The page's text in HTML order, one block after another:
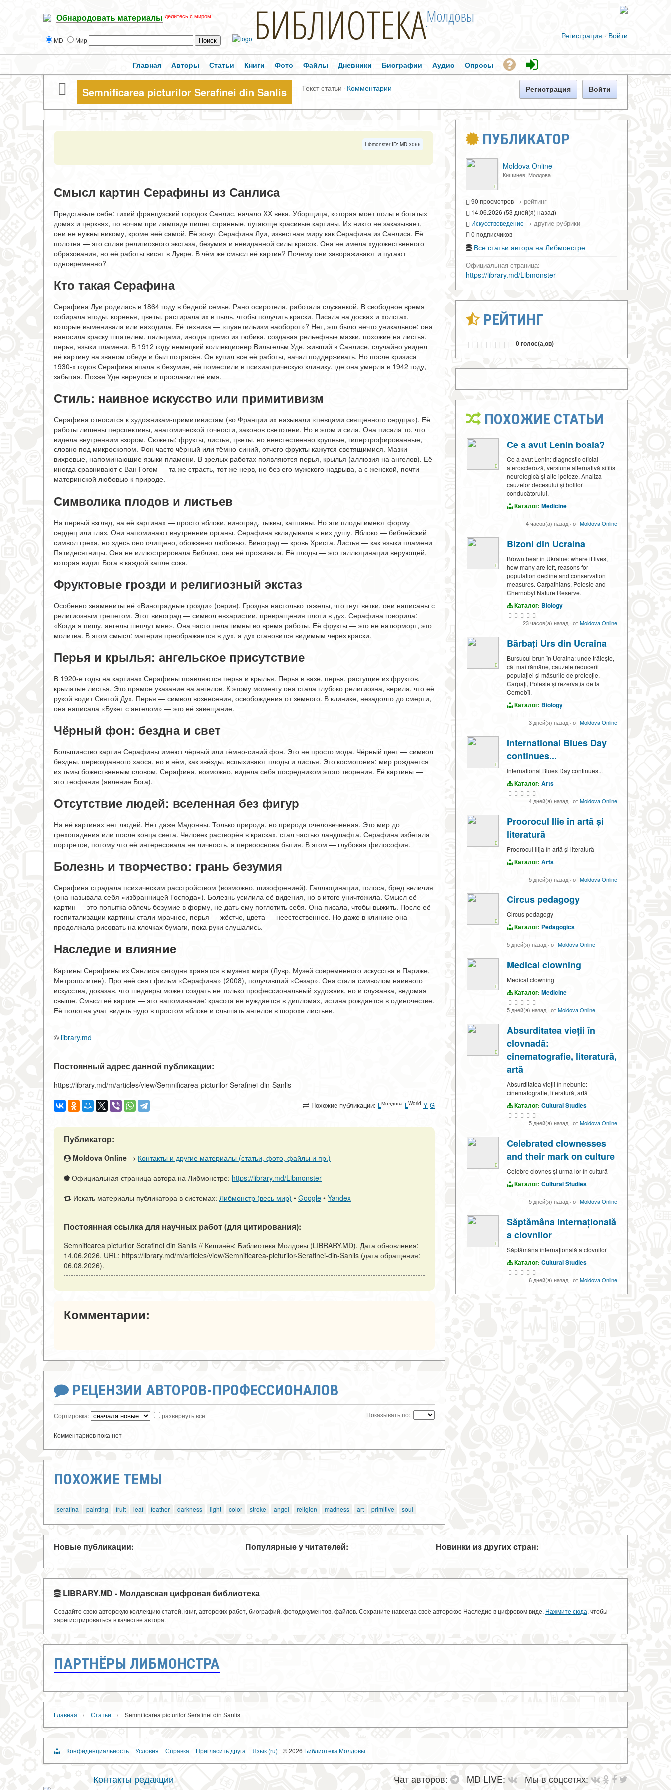
Обнародовать материалы делитесь с миром!
MD Мир БИБЛИОТЕКАМолдовы
Регистрация · Войти
Главная Авторы Статьи Книги Фото Файлы Дневники Биографии Аудио Опросы
Semnificarea picturilor Serafinei din Sanlis Текст статьи · Комментарии Регистрация Войти
Libmonster ID: MD-3066
Смысл картин Серафины из Санлиса
Представьте себе: тихий французский городок Санлис, начало XX века. Уборщица, которая моет полы в богатых
домах и церквях, по ночам при лампаде пишет странные, пугающе красивые картины. Их никто не заказывает,
они не нужны никому, кроме неё самой. Её зовут Серафина Луи, известная миру как Серафина из Санлиса. Её
полотна — это сплав религиозного экстаза, безумия и невиданной силы красок. Она не имела художественного
образования, но её работы висят в Лувре. В чём же смысл её картин? Почему они завораживают и пугают
одновременно?
Кто такая Серафина
Серафина Луи родилась в 1864 году в бедной семье. Рано осиротела, работала служанкой. В свободное время
собирала ягоды, коренья, цветы, растирала их в пыль, чтобы получить краски. Писала на досках и холстах,
которые выменивала или находила. Её техника — «пуантильизм наоборот»? Нет, это было нечто уникальное: она
наносила краску шпателем, пальцами, иногда прямо из тюбика, создавая рельефные мазки, похожие на листья,
перья, языки пламени. В 1912 году немецкий коллекционер Вильгельм Уде, живший в Санлисе, случайно увидел
её картину на званом обеде и был потрясён. Он купил все её работы, начал поддерживать. Но после кризиса
1930-х годов Серафина впала в безумие, её поместили в психиатрическую клинику, где она умерла в 1942 году,
забытая. Позже Уде вернулся и прославил её имя.
Стиль: наивное искусство или примитивизм
Серафина относится к художникам-примитивистам (во Франции их называли «певцами священного сердца»). Её
работы лишены перспективы, анатомической точности, законов светотени. Но в этом и сила. Она писала то, что
видела внутренним взором. Сюжеты: фрукты, листья, цветы, но неестественно крупные, гипертрофированные,
словно под микроскопом. Фон часто чёрный или тёмно-синий, отчего фрукты кажутся светящимися. Мазки —
вихревые, напоминающие языки пламени. В зрелых работах появляются перья, крылья (аллюзия на ангелов). Её
иногда сравнивают с Ван Гогом — та же страсть, тот же нерв, но без его мужского надрыва, а с женской, почти
материнской любовью к природе.
Символика плодов и листьев
На первый взгляд, на её картинах — просто яблоки, виноград, тыквы, каштаны. Но эти плоды имеют форму
сердец или глаз. Они напоминают внутренние органы. Серафина вкладывала в них душу. Яблоко — библейский
символ греха, но здесь оно очищено, обожжено любовью. Виноград — кровь Христа. Листья — как языки пламени
Пятидесятницы. Она не иллюстрировала Библию, она её проживала. Её плоды — это галлюцинации верующей,
которая видит Бога в каждой капле сока.
Фруктовые грозди и религиозный экстаз
Особенно знамениты её «Виноградные грозди» (серия). Гроздья настолько тяжелы, что гнут ветки, они написаны с
религиозным трепетом. Этот виноград — символ евхаристии, превращения плоти в дух. Серафина говорила:
«Когда я пишу, ангелы шепчут мне». Она часто пела гимны во время работы. Её фрукты — это не натюрморт, это
молитва. В этом смысл: материя преображается в дух, а дух становится видимым через краски.
Перья и крылья: ангельское присутствие
В 1920-е годы на картинах Серафины появляются перья и крылья. Перья в вазе, перья, растущие из фруктов,
крылатые листья. Это прямое указание на ангелов. К этому моменту она стала глубоко религиозна, верила, что её
рукой водит Святой Дух. Перья — символ вознесения, освобождения от земного. В клинике, незадолго до смерти,
она написала «Букет с ангелом» — это её завещание.
Чёрный фон: бездна и свет
Большинство картин Серафины имеют чёрный или тёмно-синий фон. Это не просто мода. Чёрный цвет — символ
бездны, первозданного хаоса, но в нём, как звёзды, вспыхивают плоды и листья. Это космогония: мир рождается
из тьмы божественным словом. Серафина, возможно, видела себя посредником этого творения. Её картины —
это теофания (явление Бога).
Отсутствие людей: вселенная без фигур
На её картинах нет людей. Нет даже Мадонны. Только природа, но природа очеловеченная. Это мир до
грехопадения или после конца света. Человек растворён в красках, стал частью ландшафта. Серафина избегала
портретов, потому что её интересовала не личность, а первооснова бытия. В этом — глубокая философия.
Болезнь и творчество: грань безумия
Серафина страдала психическим расстройством (возможно, шизофренией). Галлюцинации, голоса, бред величия
(она называла себя «избранницей Господа»). Болезнь усилила её видения, но в итоге уничтожила. Смысл её
картин — это попытка облечь безумие в форму, не дать ему поглотить себя. Она писала, чтобы выжить. После её
госпитализации картины стали мрачнее, перья — жёстче, цвета — неестественнее. Но даже в клинике она
продолжала рисовать на клочках бумаги, пока руки слушались.
Наследие и влияние
Картины Серафины из Санлиса сегодня хранятся в музеях мира (Лувр, Музей современного искусства в Париже,
Метрополитен). Про неё снят фильм «Серафина» (2008), получивший «Сезар». Она стала символом наивного
искусства, доказав, что шедевры может создать не только профессиональный художник, но и служанка, ведомая
свыше. Смысл её картин — это напоминание: красота не нуждается в дипломах, истина рождается в одиночестве.
Её полотна учат видеть чудо в простом яблоке и слышать ангелов в шорохе листьев.
© library.md
Постоянный адрес данной публикации:
https://library.md/m/articles/view/Semnificarea-picturilor-Serafinei-din-Sanlis
Похожие публикации: LМолдова LWorld Y G
Публикатор:
Moldova Online → Контакты и другие материалы (статьи, фото, файлы и пр.)
Официальная страница автора на Либмонстре: https://library.md/Libmonster
Искать материалы публикатора в системах: Либмонстр (весь мир) • Google • Yandex
Постоянная ссылка для научных работ (для цитирования):
Semnificarea picturilor Serafinei din Sanlis // Кишинёв: Библиотека Молдовы (LIBRARY.MD). Дата обновления:
14.06.2026. URL: https://library.md/m/articles/view/Semnificarea-picturilor-Serafinei-din-Sanlis (дата обращения:
06.08.2026).
Комментарии:
РЕЦЕНЗИИ АВТОРОВ-ПРОФЕССИОНАЛОВ
Сортировка: развернуть все Показывать по:
Комментариев пока нет
ПОХОЖИЕ ТЕМЫ
serafina painting fruit leaf feather darkness light color stroke angel religion madness art primitive soul
ПУБЛИКАТОР
Moldova Online
Кишинев, Молдова
90 просмотров → рейтинг
14.06.2026 (53 дней(я) назад)
Искусствоведение → другие рубрики
0 подписчиков
Все статьи автора на Либмонстре
Официальная страница:
https://library.md/Libmonster
РЕЙТИНГ
0 голос(а,ов)
ПОХОЖИЕ СТАТЬИ
Ce a avut Lenin boala?
Ce a avut Lenin: diagnostic oficial
ateroscleroză, versiune alternativă sifilis
neurologică și alte ipoteze. Analiza
cauzelor decesului și bolilor
conducătorului.
Каталог: Medicine
4 часов(а) назад· отMoldova Online
Bizoni din Ucraina
Brown bear in Ukraine: where it lives,
how many are left, reasons for
population decline and conservation
measures. Carpathians, Polesie and
Chernobyl Nature Reserve.
Каталог: Biology
23 часов(а) назад· отMoldova Online
Bărbați Urs din Ucraina
Bursucul brun în Ucraina: unde trăiește,
cât mai rămâne, cauzele reducerii
populației și măsurile de protecție.
Carpați, Polesie și rezervația de la
Cernobîl.
Каталог: Biology
3 дней(я) назад· отMoldova Online
International Blues Day
continues...
International Blues Day continues...
Каталог: Arts
4 дней(я) назад· отMoldova Online
Proorocul Ilie în artă și
literatură
Proorocul Ilija în artă și literatură
Каталог: Arts
5 дней(я) назад· отMoldova Online
Circus pedagogy
Circus pedagogy
Каталог: Pedagogics
5 дней(я) назад· отMoldova Online
Medical clowning
Medical clowning
Каталог: Medicine
5 дней(я) назад· отMoldova Online
Absurditatea vieții în
clovnadă:
cinematografie, literatură,
artă
Absurditatea vieții în nebunie:
cinematografie, literatură, artă
Каталог: Cultural Studies
5 дней(я) назад· отMoldova Online
Celebrated clownesses
and their mark on culture
Celebre clovnes și urma lor în cultură
Каталог: Cultural Studies
5 дней(я) назад· отMoldova Online
Săptămâna internațională
a clovnilor
Săptămâna internațională a clovnilor
Каталог: Cultural Studies
6 дней(я) назад· отMoldova Online
Новые публикации: Популярные у читателей: Новинки из других стран:
LIBRARY.MD - Молдавская цифровая библиотека
Создайте свою авторскую коллекцию статей, книг, авторских работ, биографий, фотодокументов, файлов. Сохраните навсегда своё авторское Наследие в цифровом виде. Нажмите сюда, чтобы
зарегистрироваться в качестве автора.
ПАРТНЁРЫ ЛИБМОНСТРА
Главная › Статьи › Semnificarea picturilor Serafinei din Sanlis
Конфиденциальность Условия Справка Пригласить друга Язык (ru) © 2026 Библиотека Молдовы
Контакты редакции Чат авторов: MD LIVE: Мы в соцсетях: